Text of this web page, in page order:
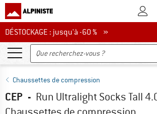
Vers
DÉSTOCKAGE : jusqu'à -60 %
DÉSTOCKAGE : jusqu'à -60 % »
Chaussettes de compression
CEP - Run Ultralight Socks Tall